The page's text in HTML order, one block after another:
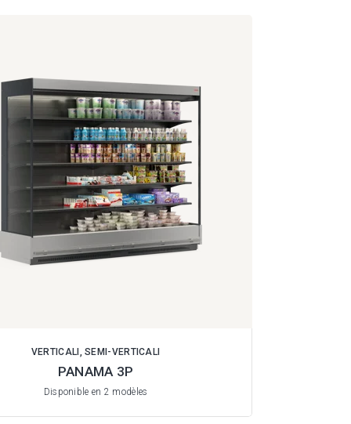
VERTICALI, SEMI-VERTICALI
PANAMA 3P
Disponible en 2 modèles